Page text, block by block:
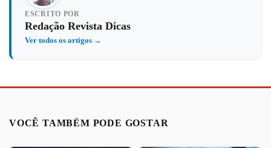
ESCRITO POR
Redação Revista Dicas
Ver todos os artigos →
VOCÊ TAMBÉM PODE GOSTAR